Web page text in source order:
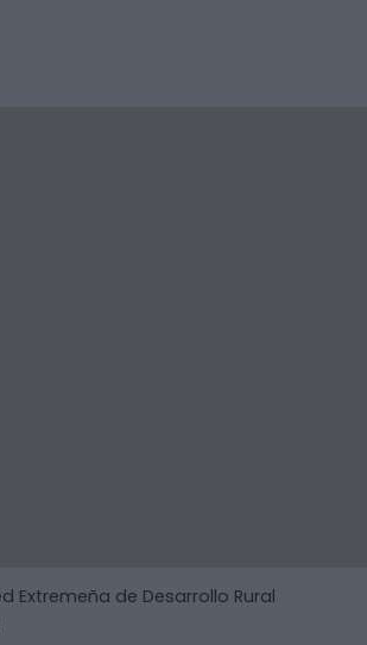
Extremeña de Desarrollo Rural